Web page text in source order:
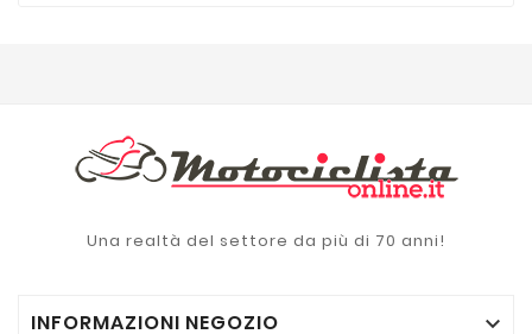
Una realtà del settore da più di 70 anni!
INFORMAZIONI NEGOZIO 